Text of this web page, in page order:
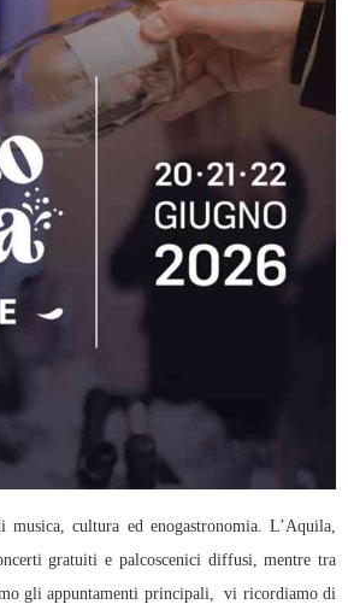
cultura ed enogastronomia. L’Aquila,
gratuiti e palcoscenici diffusi, mentre tra
gli appuntamenti principali, vi ricordiamo di